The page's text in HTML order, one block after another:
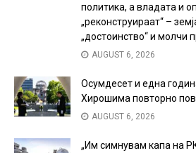
политика, а владата и
„реконструираат“ –
„достоинство“ и молчи
AUGUST 6, 2026
Осумдесет и една
Хирошима повторно
AUGUST 6, 2026
„Им симнувам капа на